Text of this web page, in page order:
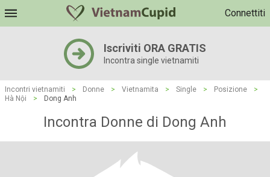
Connettiti
Iscriviti ORA GRATIS
Incontra single vietnamiti
Incontri vietnamiti > Donne > Vietnamita > Single > Posizione
>
Hà Nội
> Dong Anh
Incontra Donne di Dong Anh